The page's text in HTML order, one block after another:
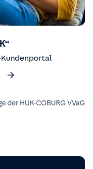
der HUK-COBURG VVaG